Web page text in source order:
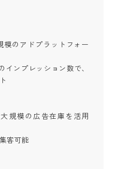
のアドプラットフォー
ンプレッション数で、
規模の広告在庫を活用
客可能